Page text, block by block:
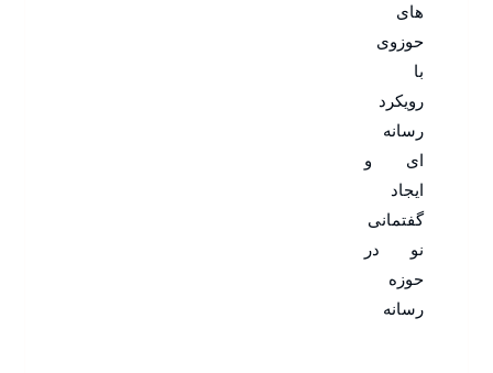
های
حوزوی
با
رویکرد
رسانه
ای و
ایجاد
گفتمانی
نو در
حوزه
رسانه